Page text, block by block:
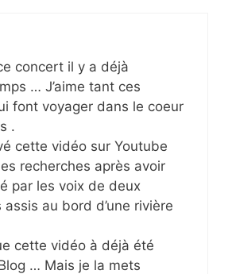
concert il y a déjà
… J’aime tant ces
font voyager dans le coeur
.
cette vidéo sur Youtube
recherches après avoir
par les voix de deux
assis au bord d’une rivière
cette vidéo à déjà été
… Mais je la mets